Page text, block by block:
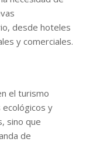
desde hoteles
y comerciales.
el turismo
y
sino que
de